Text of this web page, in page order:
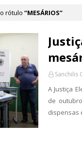
rótulo MESÁRIOS
Sanchilis
A Justiça
de
dispensas